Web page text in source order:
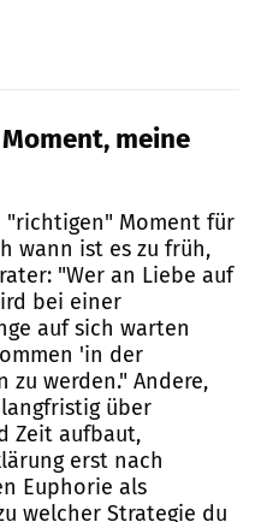
meine
"richtigen" Moment für
wann ist es zu früh,
"Wer an Liebe auf
bei einer
auf sich warten
'in der
zu werden." Andere,
über
Zeit aufbaut,
erst nach
Euphorie als
welcher Strategie du